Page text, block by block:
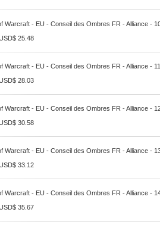
Warcraft - EU - Conseil des Ombres FR - Alliance -
25.48
Warcraft - EU - Conseil des Ombres FR - Alliance -
28.03
Warcraft - EU - Conseil des Ombres FR - Alliance -
30.58
Warcraft - EU - Conseil des Ombres FR - Alliance -
33.12
Warcraft - EU - Conseil des Ombres FR - Alliance -
35.67